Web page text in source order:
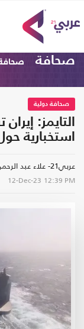
صحافة صحافة
صحافة دولية
التايمز:
استخبارية
عربي21- علاء عبد الرحمن
12-Dec-23 12:39 PM